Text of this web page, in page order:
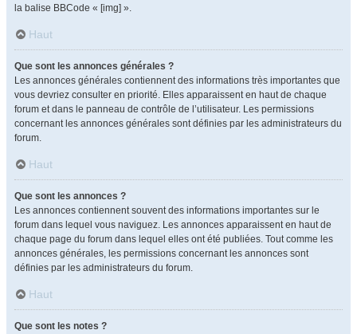
la balise BBCode « [img] ».
Haut
Que sont les annonces générales ?
Les annonces générales contiennent des informations très importantes que
vous devriez consulter en priorité. Elles apparaissent en haut de chaque
forum et dans le panneau de contrôle de l’utilisateur. Les permissions
concernant les annonces générales sont définies par les administrateurs du
forum.
Haut
Que sont les annonces ?
Les annonces contiennent souvent des informations importantes sur le
forum dans lequel vous naviguez. Les annonces apparaissent en haut de
chaque page du forum dans lequel elles ont été publiées. Tout comme les
annonces générales, les permissions concernant les annonces sont
définies par les administrateurs du forum.
Haut
Que sont les notes ?